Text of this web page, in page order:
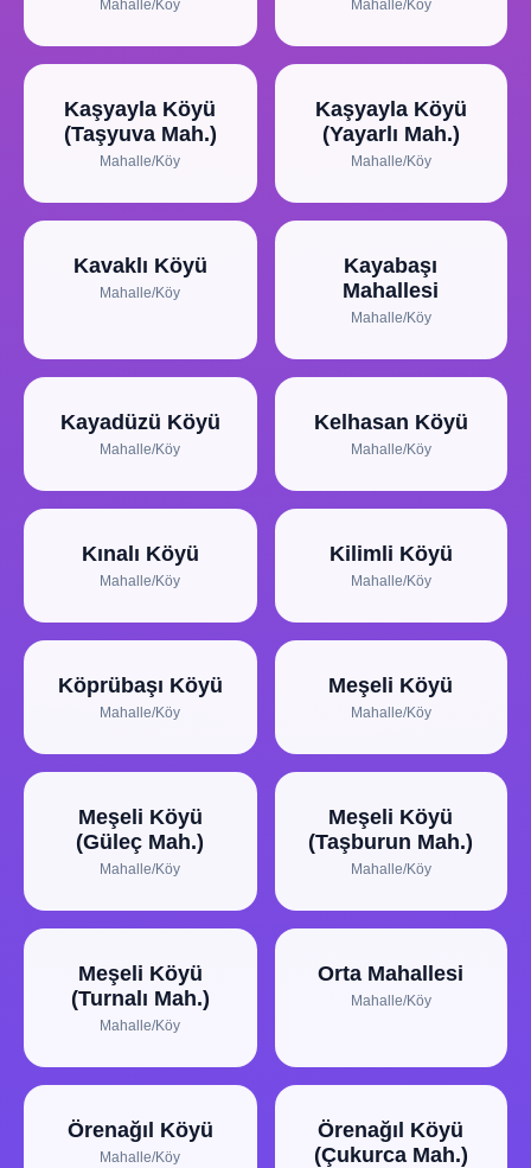
Mahalle/Köy Mahalle/Köy
Kaşyayla Köyü
(Taşyuva Mah.)
Mahalle/Köy
Kaşyayla Köyü
(Yayarlı Mah.)
Mahalle/Köy
Kavaklı Köyü
Mahalle/Köy
Kayabaşı
Mahallesi
Mahalle/Köy
Kayadüzü Köyü
Mahalle/Köy
Kelhasan Köyü
Mahalle/Köy
Kınalı Köyü
Mahalle/Köy
Kilimli Köyü
Mahalle/Köy
Köprübaşı Köyü
Mahalle/Köy
Meşeli Köyü
Mahalle/Köy
Meşeli Köyü
(Güleç Mah.)
Mahalle/Köy
Meşeli Köyü
(Taşburun Mah.)
Mahalle/Köy
Meşeli Köyü
(Turnalı Mah.)
Mahalle/Köy
Orta Mahallesi
Mahalle/Köy
Örenağıl Köyü
Mahalle/Köy
Örenağıl Köyü
(Çukurca Mah.)